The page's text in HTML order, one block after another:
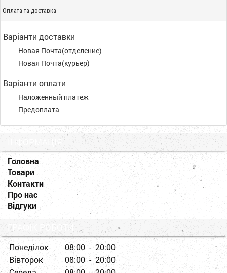
Оплата та доставка
Варіанти доставки
Новая Почта(отделение)
Новая Почта(курьер)
Варіанти оплати
Наложенный платеж
Предоплата
ІНФОРМАЦІЯ
Головна
Товари
Контакти
Про нас
Відгуки
ГРАФІК РОБОТИ
Понеділок
08:00 - 20:00
Вівторок
08:00 - 20:00